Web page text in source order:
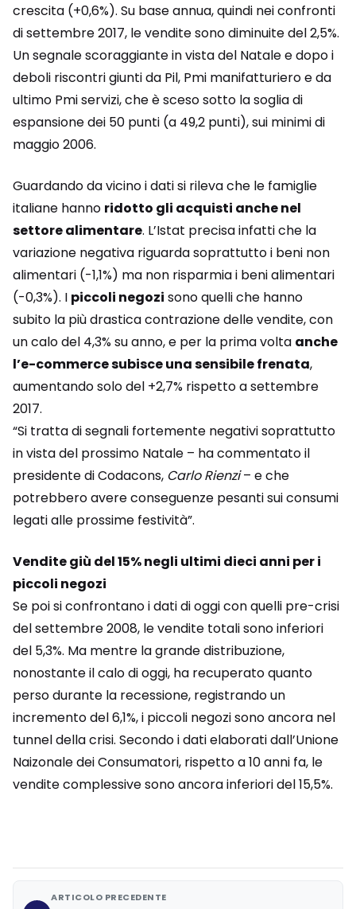
crescita (+0,6%). Su base annua, quindi nei confronti
di settembre 2017, le vendite sono diminuite del 2,5%.
Un segnale scoraggiante in vista del Natale e dopo i
deboli riscontri giunti da Pil, Pmi manifatturiero e da
ultimo Pmi servizi, che è sceso sotto la soglia di
espansione dei 50 punti (a 49,2 punti), sui minimi di
maggio 2006.
Guardando da vicino i dati si rileva che le famiglie
italiane hanno ridotto gli acquisti anche nel
settore alimentare. L’Istat precisa infatti che la
variazione negativa riguarda soprattutto i beni non
alimentari (-1,1%) ma non risparmia i beni alimentari
(-0,3%). I piccoli negozi sono quelli che hanno
subito la più drastica contrazione delle vendite, con
un calo del 4,3% su anno, e per la prima volta anche
l’e-commerce subisce una sensibile frenata,
aumentando solo del +2,7% rispetto a settembre
2017.
“Si tratta di segnali fortemente negativi soprattutto
in vista del prossimo Natale – ha commentato il
presidente di Codacons, Carlo Rienzi– e che
potrebbero avere conseguenze pesanti sui consumi
legati alle prossime festività”.
Vendite giù del 15% negli ultimi dieci anni per i
piccoli negozi
Se poi si confrontano i dati di oggi con quelli pre-crisi
del settembre 2008, le vendite totali sono inferiori
del 5,3%. Ma mentre la grande distribuzione,
nonostante il calo di oggi, ha recuperato quanto
perso durante la recessione, registrando un
incremento del 6,1%, i piccoli negozi sono ancora nel
tunnel della crisi. Secondo i dati elaborati dall’Unione
Naizonale dei Consumatori, rispetto a 10 anni fa, le
vendite complessive sono ancora inferiori del 15,5%.
ARTICOLO PRECEDENTE